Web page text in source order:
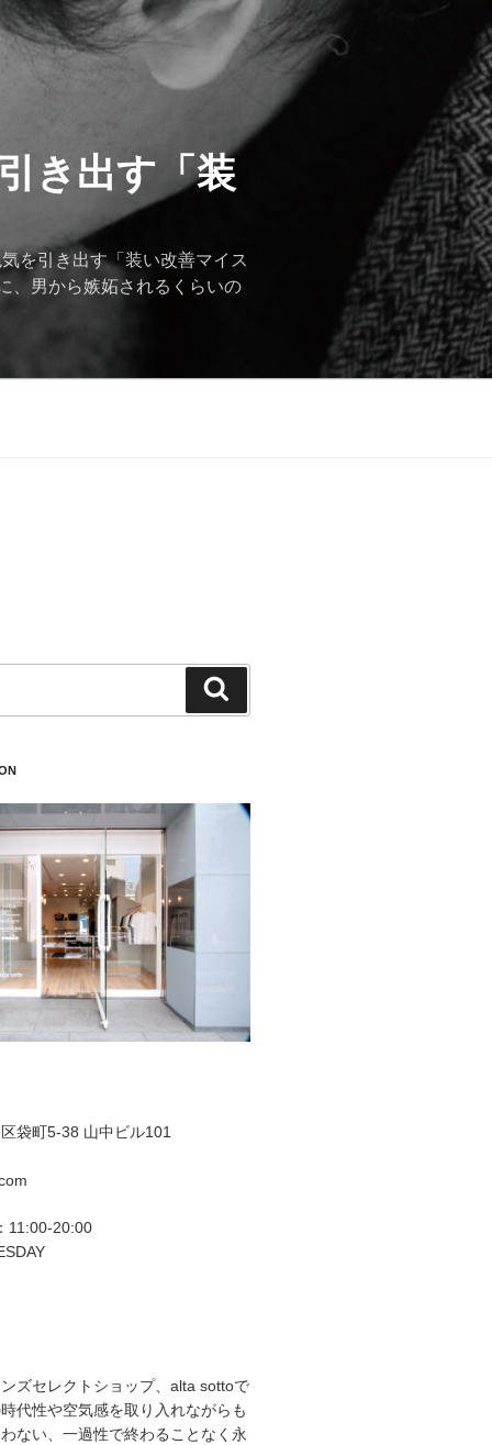
き出す「装
を引き出す「装い改善マイス
、男から嫉妬されるくらいの
索
袋町5-38 山中ビル101
11:00-20:00
ズセレクトショップ、alta sottoで
代性や空気感を取り入れながらも
ない、一過性で終わることなく永